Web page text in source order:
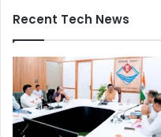
Recent Tech News